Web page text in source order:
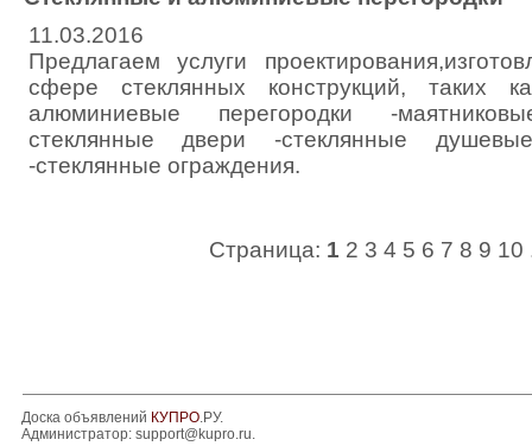
11.03.2016
Предлагаем услуги
сфере стеклянных конструкций, таких
алюминиевые перегородки -
стеклянные двери -стеклянные
-стеклянные ограждения.
Страница: 1 2 3 4 5 6 7 8 9 10
Доска объявлений КУПРО.РУ.
Администратор: support@kupro.ru.